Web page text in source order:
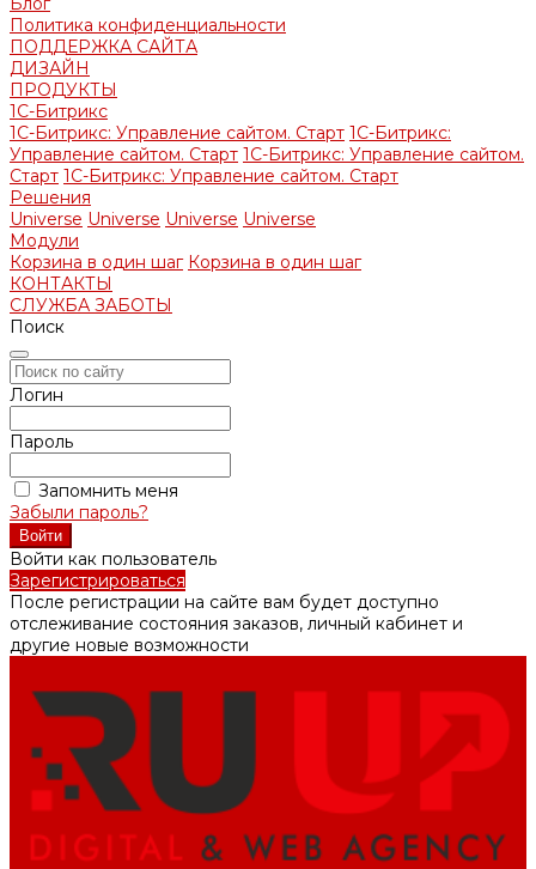
Политика конфиденциальности
ПОДДЕРЖКА САЙТА
ДИЗАЙН
ПРОДУКТЫ
1С-Битрикс
1С-Битрикс: Управление сайтом. Старт 1С-Битрикс:
Управление сайтом. Старт 1С-Битрикс: Управление сайтом.
Старт 1С-Битрикс: Управление сайтом. Старт
Решения
Universe Universe Universe Universe
Модули
Корзина в один шаг Корзина в один шаг
КОНТАКТЫ
СЛУЖБА ЗАБОТЫ
Поиск
Логин
Пароль
Запомнить меня
Забыли пароль?
Войти как пользователь
Зарегистрироваться
После регистрации на сайте вам будет доступно
отслеживание состояния заказов, личный кабинет и
другие новые возможности